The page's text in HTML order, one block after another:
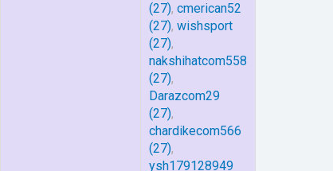
(27), cmerican52
(27), wishsport
(27),
nakshihatcom558
(27),
Darazcom29
(27),
chardikecom566
(27),
ysh179128949